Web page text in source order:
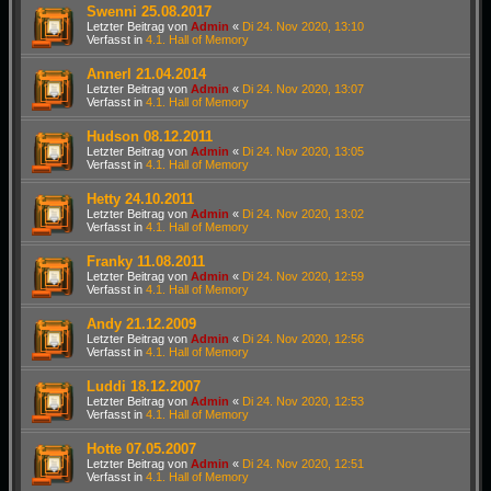
Swenni 25.08.2017
Letzter Beitrag von Admin « Di 24. Nov 2020, 13:10
Verfasst in 4.1. Hall of Memory
Annerl 21.04.2014
Letzter Beitrag von Admin « Di 24. Nov 2020, 13:07
Verfasst in 4.1. Hall of Memory
Hudson 08.12.2011
Letzter Beitrag von Admin « Di 24. Nov 2020, 13:05
Verfasst in 4.1. Hall of Memory
Hetty 24.10.2011
Letzter Beitrag von Admin « Di 24. Nov 2020, 13:02
Verfasst in 4.1. Hall of Memory
Franky 11.08.2011
Letzter Beitrag von Admin « Di 24. Nov 2020, 12:59
Verfasst in 4.1. Hall of Memory
Andy 21.12.2009
Letzter Beitrag von Admin « Di 24. Nov 2020, 12:56
Verfasst in 4.1. Hall of Memory
Luddi 18.12.2007
Letzter Beitrag von Admin « Di 24. Nov 2020, 12:53
Verfasst in 4.1. Hall of Memory
Hotte 07.05.2007
Letzter Beitrag von Admin « Di 24. Nov 2020, 12:51
Verfasst in 4.1. Hall of Memory